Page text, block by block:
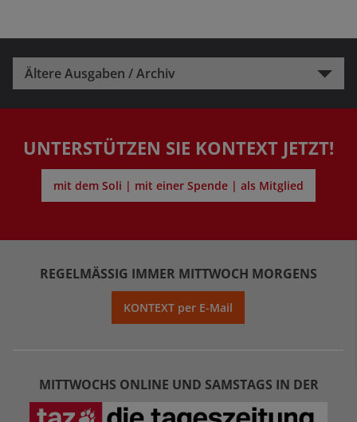
Ältere Ausgaben / Archiv
UNTERSTÜTZEN SIE KONTEXT JETZT!
mit dem Soli | mit einer Spende | als Mitglied
REGELMÄSSIG IMMER MITTWOCH MORGENS
KONTEXT per E-Mail
MITTWOCHS ONLINE UND SAMSTAGS IN DER